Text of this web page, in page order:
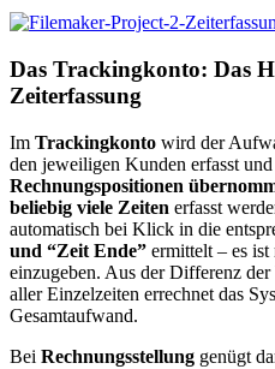
Das Trackingkonto: Das
Zeiterfassung
Im Trackingkonto wird der
den jeweiligen Kunden erfasst und
Rechnungspositionen
beliebig viele Zeiten erfasst
automatisch bei Klick in die
und “Zeit Ende” ermittelt – es
einzugeben. Aus der Differenz
aller Einzelzeiten errechnet das
Gesamtaufwand.
Bei Rechnungsstellung genügt